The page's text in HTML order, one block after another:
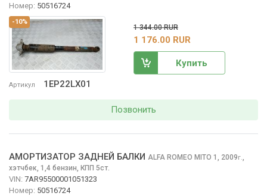
-10%
Артикул 1EP22LX01
Номер: 50516724
1 344.00 RUR
1 176.00 RUR
Купить
Позвонить
АМОРТИЗАТОР ЗАДНЕЙ БАЛКИ ALFA ROMEO MITO 1, 2009г.,
хэтчбек, 1,4 бензин, КПП 5ст.
VIN: 7AR95500001051323
Номер: 50516724